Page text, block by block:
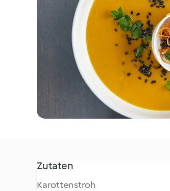
Zutaten
Karottenstroh